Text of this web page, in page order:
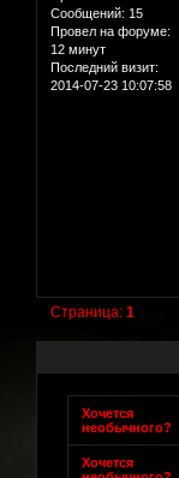
Сообщений: 15
Провел на форуме:
12 минут
Последний визит:
2014-07-23 10:07:58
Страница:1
Хочется
необычного?
Хочется